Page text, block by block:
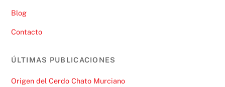
Blog
Contacto
ÚLTIMAS PUBLICACIONES
Origen del Cerdo Chato Murciano